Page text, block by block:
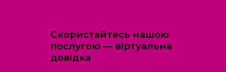
Скористайтесь нашою
послугою — віртуальна
довідка